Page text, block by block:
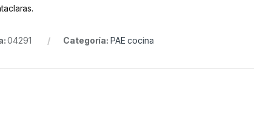
04291 Categoría: PAE cocina